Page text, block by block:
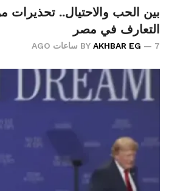
بين الحب والاحتيال.. تحذيرات
التعارف في مصر
BY AKHBAR EG 7 ساعات AGO